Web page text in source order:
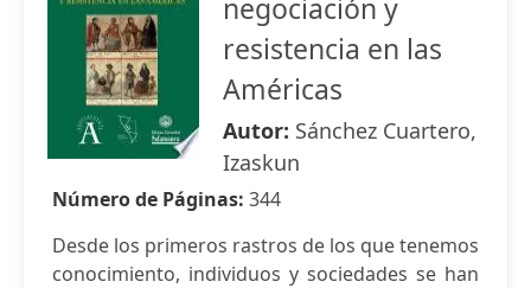
negociación y
resistencia en las
Américas
Autor: Sánchez Cuartero,
Izaskun
Número de Páginas: 344
Desde los primeros rastros de los que tenemos
conocimiento, individuos y sociedades se han